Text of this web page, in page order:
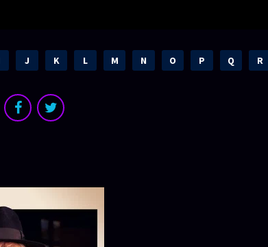
J K L M N O P Q R